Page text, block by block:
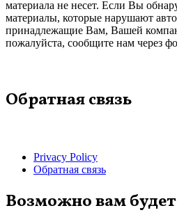
материала не несет. Если Вы
материалы, которые нарушают
принадлежащие Вам, Вашей
пожалуйста, сообщите нам через
Обратная связь
Privacy Policy
Обратная связь
Возможно вам